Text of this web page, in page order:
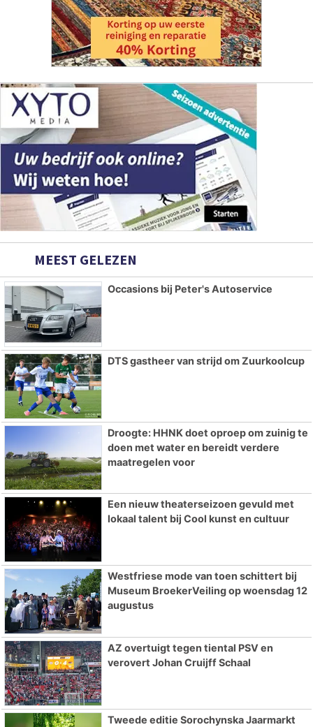
MEEST GELEZEN
Occasions bij Peter's Autoservice
DTS gastheer van strijd om Zuurkoolcup
Droogte: HHNK doet oproep om zuinig te
doen met water en bereidt verdere
maatregelen voor
Een nieuw theaterseizoen gevuld met
lokaal talent bij Cool kunst en cultuur
Westfriese mode van toen schittert bij
Museum BroekerVeiling op woensdag 12
augustus
AZ overtuigt tegen tiental PSV en
verovert Johan Cruijff Schaal
Tweede editie Sorochynska Jaarmarkt